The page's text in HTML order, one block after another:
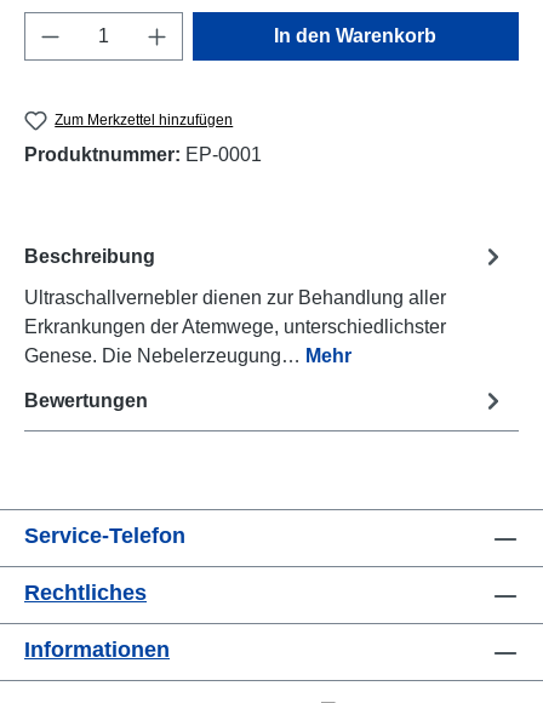
Produkt Anzahl: Gib den gewünschten
In den Warenkorb
Zum Merkzettel hinzufügen
Produktnummer: EP-0001
Beschreibung
Ultraschallvernebler dienen zur Behandlung aller
Erkrankungen der Atemwege, unterschiedlichster
Genese. Die Nebelerzeugung… Mehr
Bewertungen
Service-Telefon
Rechtliches
Informationen